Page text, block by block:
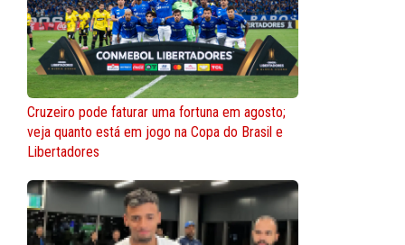
Cruzeiro pode faturar uma fortuna em agosto;
veja quanto está em jogo na Copa do Brasil e
Libertadores